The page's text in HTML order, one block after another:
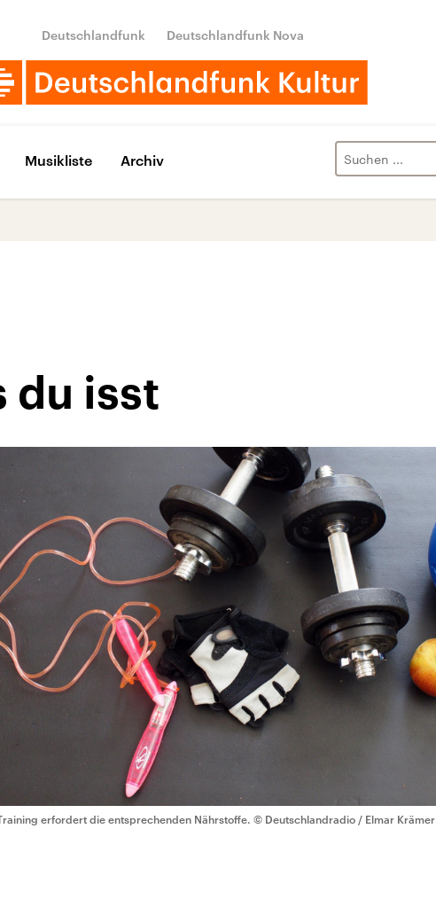
Deutschlandfunk Deutschlandfunk Nova
Musikliste Archiv
du isst
erfordert die entsprechenden Nährstoffe. © Deutschlandradio / Elmar Krämer